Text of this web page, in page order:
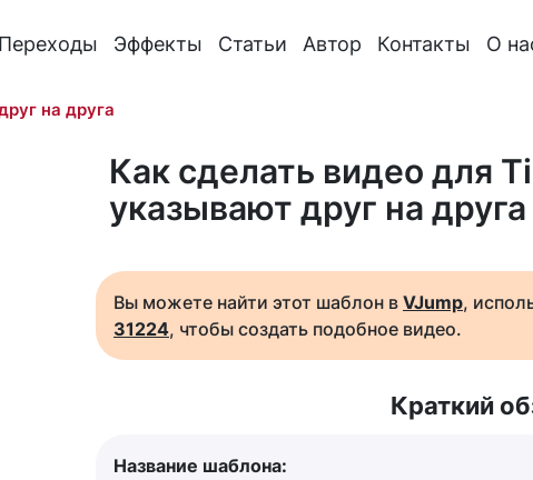
Переходы Эффекты Статьи Автор Контакты О
на друга
Как сделать видео для
указывают друг на друга
Вы можете найти этот шаблон в VJump,
31224, чтобы создать подобное видео.
Краткий
Название шаблона: